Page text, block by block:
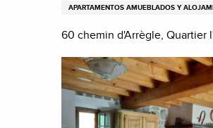
APARTAMENTOS AMUEBLADOS Y
60 chemin d'Arrègle, Quartier